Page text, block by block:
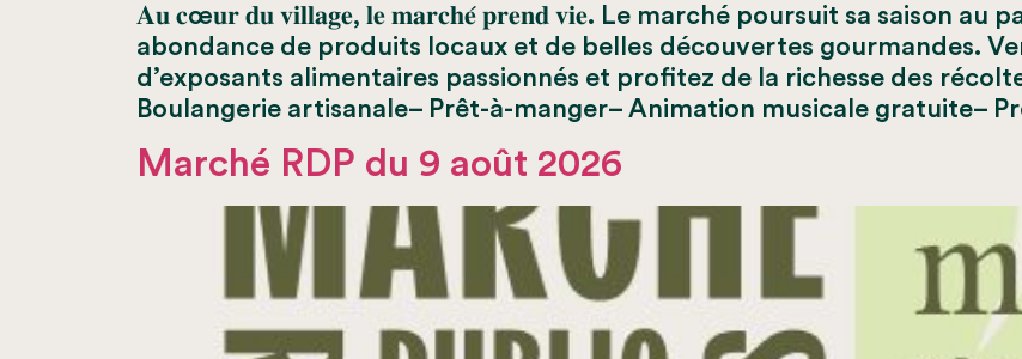
𝐀𝐮 𝐜œ𝐮𝐫 𝐝𝐮 𝐯𝐢𝐥𝐥𝐚𝐠𝐞, 𝐥𝐞 𝐦𝐚𝐫𝐜𝐡𝐞́ 𝐩𝐫𝐞𝐧𝐝 𝐯𝐢𝐞. Le marché poursuit sa saison
abondance de produits locaux et de belles découvertes gourmandes.
d’exposants alimentaires passionnés et profitez de la richesse des
Boulangerie artisanale– Prêt-à-manger– Animation musicale gratuite–
Marché RDP du 9 août 2026